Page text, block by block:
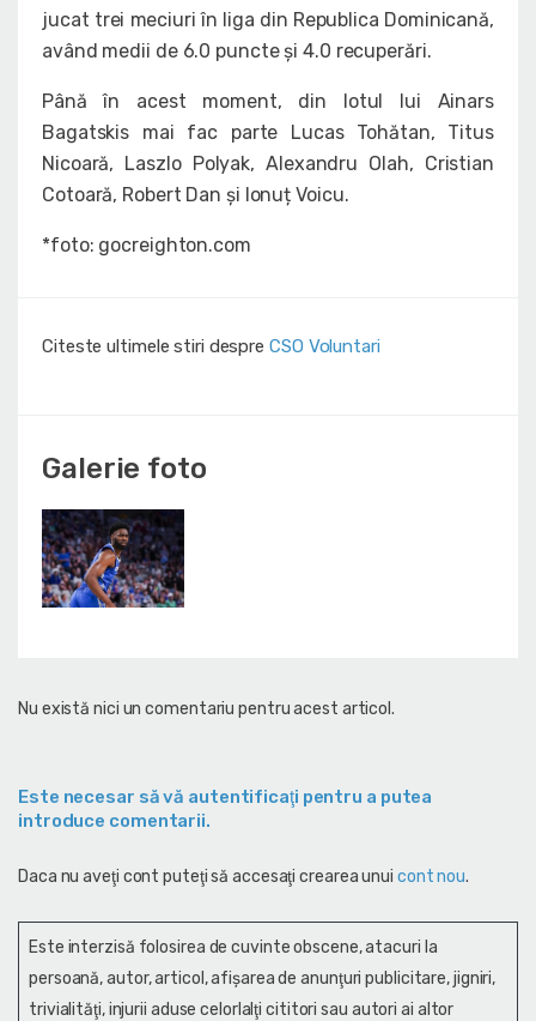
jucat trei meciuri în liga din Republica Dominicană,
având medii de 6.0 puncte și 4.0 recuperări.
Până în acest moment, din lotul lui Ainars
Bagatskis mai fac parte Lucas Tohătan, Titus
Nicoară, Laszlo Polyak, Alexandru Olah, Cristian
Cotoară, Robert Dan și Ionuț Voicu.
*foto: gocreighton.com
Citeste ultimele stiri despre CSO Voluntari
Galerie foto
Nu există nici un comentariu pentru acest articol.
Este necesar să vă autentificaţi pentru a putea
introduce comentarii.
Daca nu aveţi cont puteţi să accesaţi crearea unui cont nou.
Este interzisă folosirea de cuvinte obscene, atacuri la
persoană, autor, articol, afişarea de anunţuri publicitare, jigniri,
trivialităţi, injurii aduse celorlalţi cititori sau autori ai altor